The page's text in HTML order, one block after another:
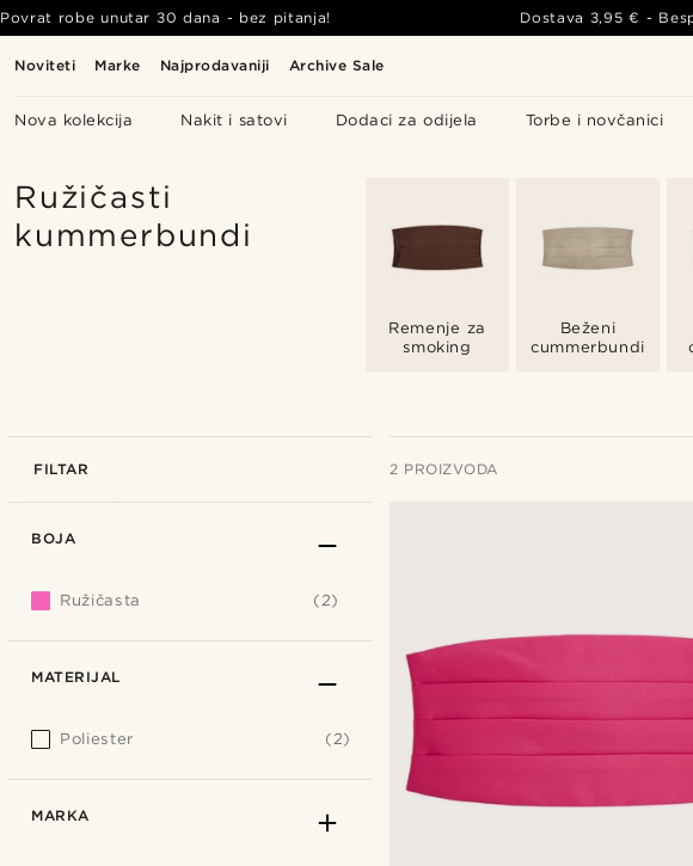
Noviteti Marke Najprodavaniji Archive Sale
Nova kolekcija Nakit i satovi Dodaci za odijela Torbe i novčanici
Povrat robe unutar 30 dana - bez pitanja! Dostava 3,95 € -
Ružičasti
kummerbundi
Remenje za
smoking
Beženi
cummerbundi
FILTAR 2 PROIZVODA
BOJA
Ružičasta (2)
MATERIJAL
Poliester (2)
MARKA